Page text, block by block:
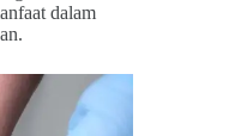
dalam